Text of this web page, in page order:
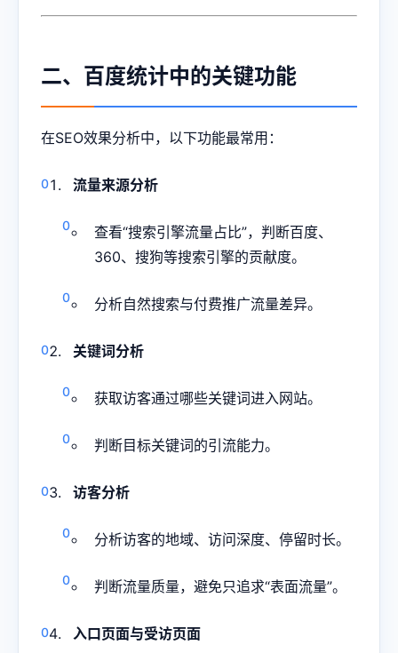
二、百度统计中的关键功能
在SEO效果分析中，以下功能最常用：
流量来源分析
查看“搜索引擎流量占比”，判断百度、
360、搜狗等搜索引擎的贡献度。
分析自然搜索与付费推广流量差异。
关键词分析
获取访客通过哪些关键词进入网站。
判断目标关键词的引流能力。
访客分析
分析访客的地域、访问深度、停留时长。
判断流量质量，避免只追求“表面流量”。
入口页面与受访页面